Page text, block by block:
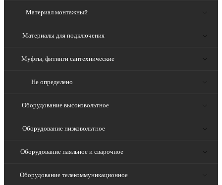
Материал монтажный
Материалы для подключения
Муфты, фитинги сантехнические
Не определено
Оборудование высоковольтное
Оборудование низковольтное
Оборудование паяльное и сварочное
Оборудование телекоммуникационное